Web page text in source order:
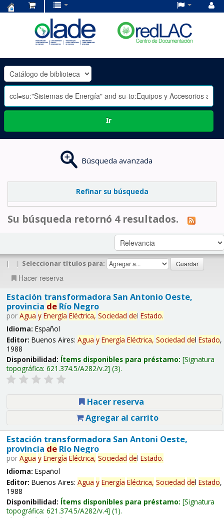
OLADE
-
Ir
Búsqueda avanzada
Refinar su búsqueda
Su búsqueda retornó 4 resultados.
| | Seleccionar títulos para:
Hacer reserva
Estación transformadora San Antonio Oeste,
provincia deRío Negro
por Agua y Energía Eléctrica, Sociedad del Estado.
Idioma: Español
Editor: Buenos Aires: Agua y Energía Eléctrica, Sociedad del Estado,
1988
Disponibilidad: Ítems disponibles para préstamo: Signatura
topográfica: 621.374.5/A282/v.2 (3).
Hacer reserva
Agregar al carrito
Estación transformadora San Antoni Oeste,
provincia deRío Negro
por Agua y Energía Eléctrica, Sociedad del Estado.
Idioma: Español
Editor: Buenos Aires: Agua y Energía Eléctrica, Sociedad del Estado,
1988
Disponibilidad: Ítems disponibles para préstamo: Signatura
topográfica: 621.374.5/A282/v.4 (1).